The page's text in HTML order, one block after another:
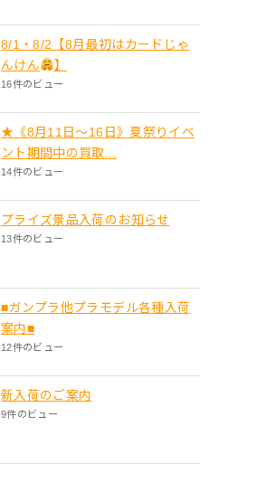
8/1・8/2【8月最初はカードじゃ
んけん
】
16件のビュー
★《8月11日～16日》夏祭りイベ
ント期間中の買取...
14件のビュー
プライズ景品入荷のお知らせ
13件のビュー
■ガンプラ他プラモデル各種入荷
案内■
12件のビュー
新入荷のご案内
9件のビュー